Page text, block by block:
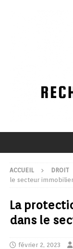
ACCUEIL DROIT
le secteur immobilier
La
dans le
février 2, 2023